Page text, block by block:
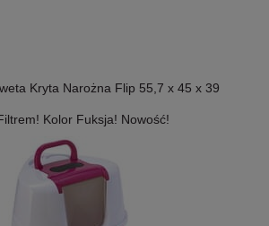
Kryta Narożna Flip 55,7 x 45 x 39
Kolor Fuksja! Nowość!